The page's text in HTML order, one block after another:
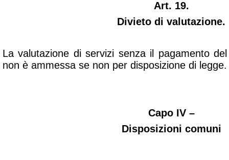
Art. 19.
Divieto di valutazione.
La valutazione di servizi senza il pagamento
non è ammessa se non per disposizione di legge.
Capo IV –
Disposizioni comuni